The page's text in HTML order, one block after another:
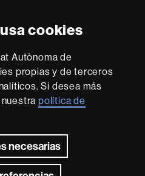
cookies
Autònoma de
propias y de terceros
Si desea más
nuestrapolítica de
necesarias
de datos Sobre el
Mapa del web UAB
que imparte una docencia
de la sociedad y
modelos de la Europa del
internacionalmente